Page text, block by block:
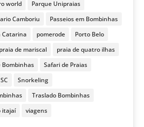
world
Parque Unipraias
Camboriu
Passeios em Bombinhas
Catarina
pomerode
Porto Belo
praia de mariscal
praia de quatro ilhas
Bombinhas
Safari de Praias
SC
Snorkeling
Traslado Bombinhas
itajaí viagens